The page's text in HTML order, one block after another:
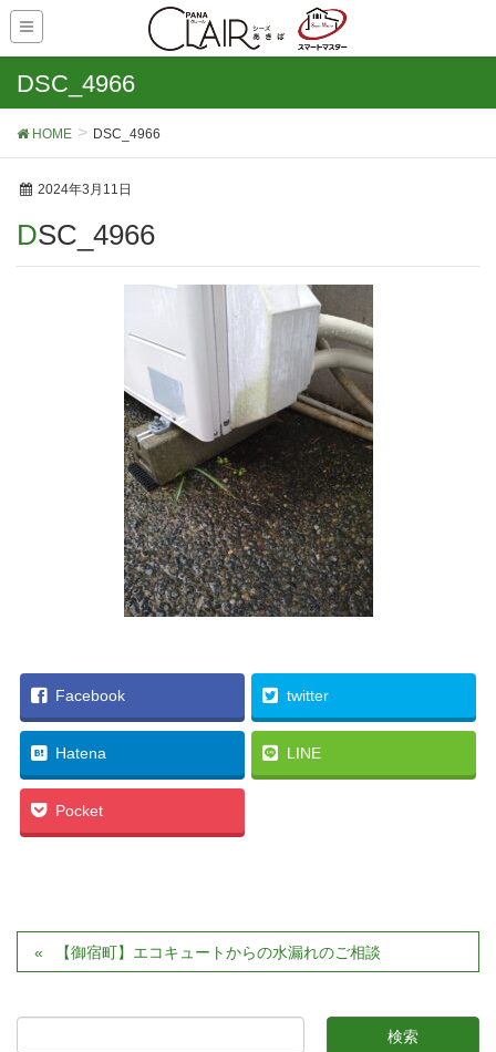
DSC_4966
HOME DSC_4966
2024年3月11日
DSC_4966
Facebook twitter
Hatena LINE
Pocket
【御宿町】エコキュートからの水漏れのご相談